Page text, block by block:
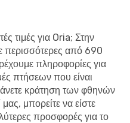
τιμές για Oria; Στην
περισσότερες από 690
πληροφορίες για
πτήσεων που είναι
κράτηση των φθηνών
μπορείτε να είστε
προσφορές για το